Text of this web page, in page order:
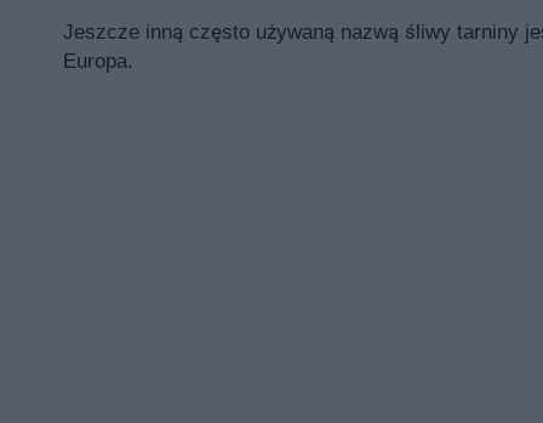
Jeszcze inną często używaną nazwą śliwy tarniny
Europa.